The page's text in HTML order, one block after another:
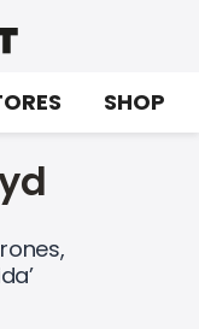
SHOP